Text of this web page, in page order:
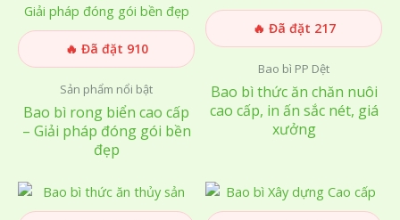
🔥 Đã đặt 910
Sản phẩm nổi bật
Bao bì rong biển cao cấp
– Giải pháp đóng gói bền
đẹp
🔥 Đã đặt 217
Bao bì PP Dệt
Bao bì thức ăn chăn nuôi
cao cấp, in ấn sắc nét, giá
xưởng